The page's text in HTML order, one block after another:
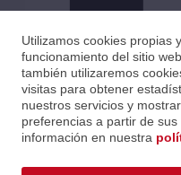
AMX
Utilizamos cookies propias
funcionamiento del sitio
también utilizaremos
visitas para obtener
nuestros servicios y
preferencias a partir de
información en nuestra